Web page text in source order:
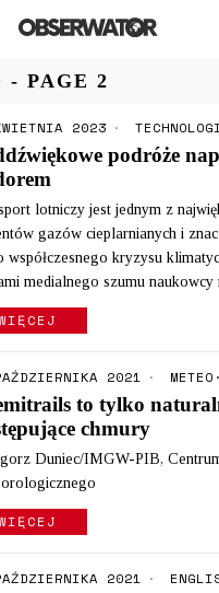
- PAGE 2
2023
podróże
lotniczy jest jednym z
gazów cieplarnianych i
współczesnego kryzysu
medialnego szumu naukowcy
2021 METEO ·
to tylko
chmury
Duniec/IMGW-PIB,
2021